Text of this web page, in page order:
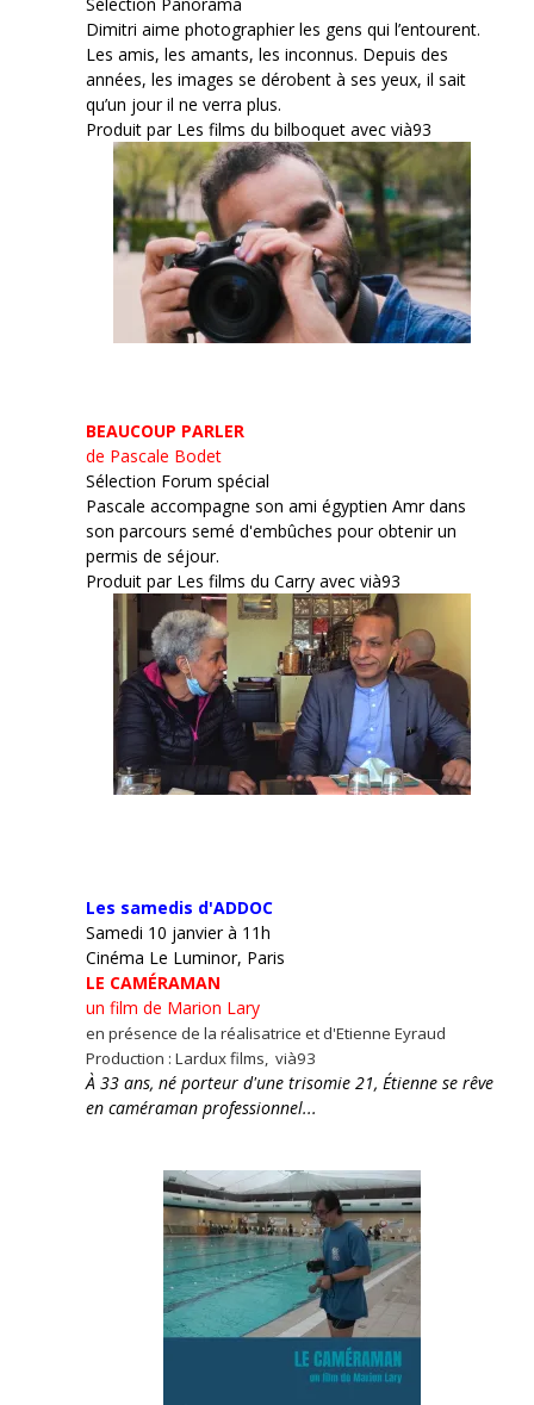
Dimitri aime photographier les gens qui l’entourent.
Les amis, les amants, les inconnus. Depuis des
années, les images se dérobent à ses yeux, il sait
qu’un jour il ne verra plus.
Produit par Les films du bilboquet avec vià93
BEAUCOUP PARLER
de Pascale Bodet
Sélection Forum spécial
Pascale accompagne son ami égyptien Amr dans
son parcours semé d'embûches pour obtenir un
permis de séjour.
Produit par Les films du Carry avec vià93
Les samedis d'ADDOC
Samedi 10 janvier à 11h
Cinéma Le Luminor, Paris
LE CAMÉRAMAN
un film de Marion Lary
en présence de la réalisatrice et d'Etienne Eyraud
Production : Lardux films, vià93
À 33 ans, né porteur d'une trisomie 21, Étienne se rêve
en caméraman professionnel...